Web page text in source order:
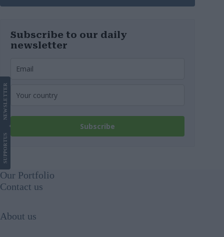
Subscribe to our daily
newsletter
Subscribe
SUPPORT
US
NEWS
LETTER
Our Portfolio
Contact us
About us